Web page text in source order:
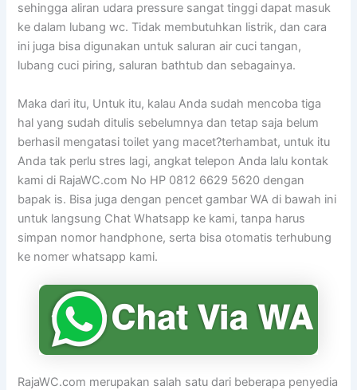
sehingga aliran udara pressure sangat tinggi dapat masuk
ke dalam lubang wc. Tidak membutuhkan listrik, dan cara
ini juga bisa digunakan untuk saluran air cuci tangan,
lubang cuci piring, saluran bathtub dan sebagainya.
Maka dari itu, Untuk itu, kalau Anda sudah mencoba tiga
hal yang sudah ditulis sebelumnya dan tetap saja belum
berhasil mengatasi toilet yang macet?terhambat, untuk itu
Anda tak perlu stres lagi, angkat telepon Anda lalu kontak
kami di RajaWC.com No HP 0812 6629 5620 dengan
bapak is. Bisa juga dengan pencet gambar WA di bawah ini
untuk langsung Chat Whatsapp ke kami, tanpa harus
simpan nomor handphone, serta bisa otomatis terhubung
ke nomer whatsapp kami.
RajaWC.com merupakan salah satu dari beberapa penyedia